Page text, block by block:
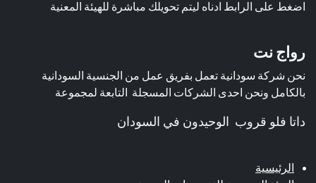
اضغط على الرابط ادناه ليتم تحويلك مباشرة للهيئة المعنية
رواج نت
نحن شركة سودانية تعمل بفريق عمل من الجنسية السودانية
بالكامل ونحن احدى الشركات المسجلة التابعة لمجموعة
داتا فلو قروب الوحيدون في السودان
الرئيسية